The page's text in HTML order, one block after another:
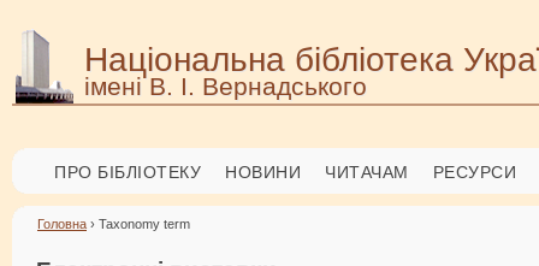
Національна бібліотека
імені В. І. Вернадського
ПРО БІБЛІОТЕКУ НОВИНИ ЧИТАЧАМ РЕСУРСИ
Головна › Taxonomy term